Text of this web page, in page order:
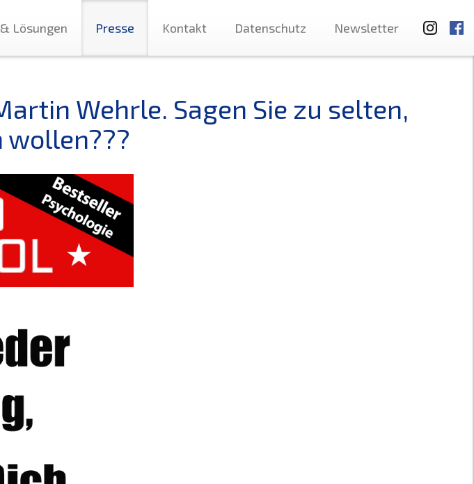
Lösungen Presse Kontakt Datenschutz Newsletter
Wehrle. Sagen Sie zu selten,
wollen???